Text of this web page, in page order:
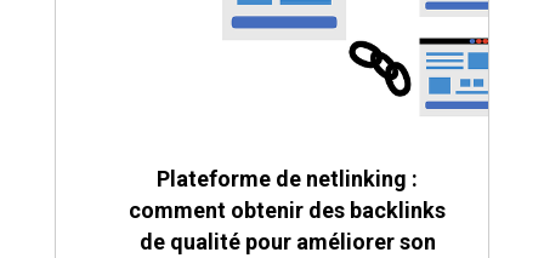
Plateforme de netlinking :
comment obtenir des backlinks
de qualité pour améliorer son